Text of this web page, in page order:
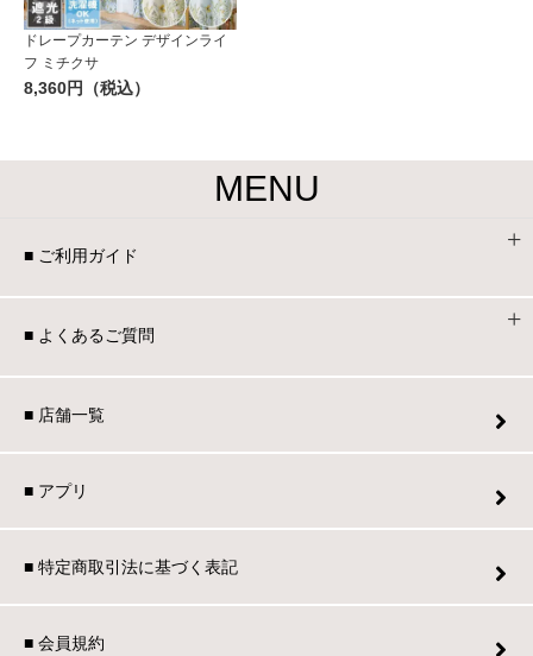
ドレープカーテン デザインライ
フ ミチクサ
8,360円（税込）
MENU
■ ご利用ガイド
■ よくあるご質問
■ 店舗一覧
■ アプリ
■ 特定商取引法に基づく表記
■ 会員規約